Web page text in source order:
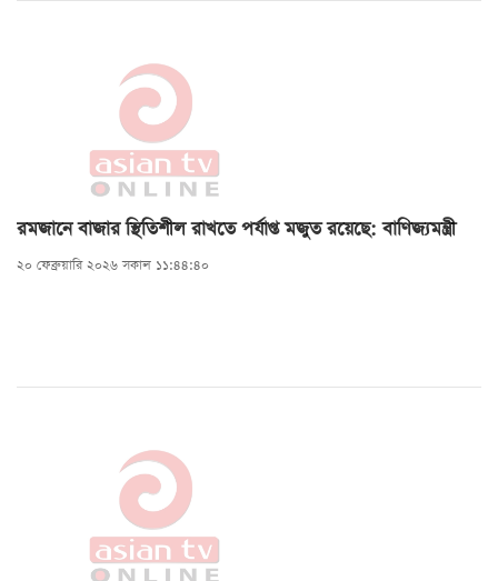
রমজানে বাজার স্থিতিশীল রাখতে পর্যাপ্ত মজুত রয়েছে: বাণিজ্যমন্ত্রী
২০ ফেব্রুয়ারি ২০২৬ সকাল ১১:৪৪:৪০